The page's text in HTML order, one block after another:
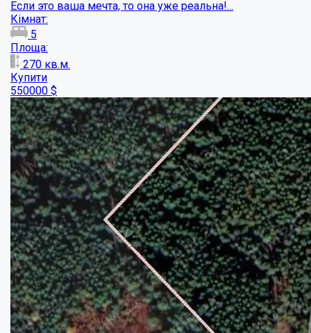
Чудовий будинок поруч з лісом поруч з По...
Кімнат:
2
Площа:
43.3кв.м.
Купити
18000 $